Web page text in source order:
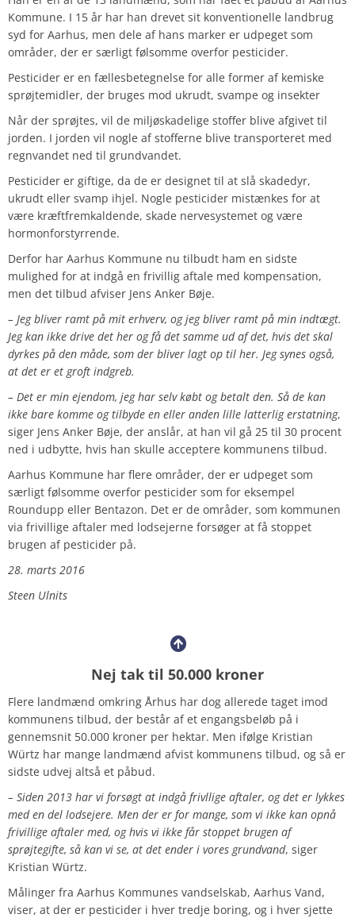
Kommune. I 15 år har han drevet sit konventionelle landbrug
syd for Aarhus, men dele af hans marker er udpeget som
områder, der er særligt følsomme overfor pesticider.
Pesticider er en fællesbetegnelse for alle former af kemiske
sprøjtemidler, der bruges mod ukrudt, svampe og insekter
Når der sprøjtes, vil de miljøskadelige stoffer blive afgivet til
jorden. I jorden vil nogle af stofferne blive transporteret med
regnvandet ned til grundvandet.
Pesticider er giftige, da de er designet til at slå skadedyr,
ukrudt eller svamp ihjel. Nogle pesticider mistænkes for at
være kræftfremkaldende, skade nervesystemet og være
hormonforstyrrende.
Derfor har Aarhus Kommune nu tilbudt ham en sidste
mulighed for at indgå en frivillig aftale med kompensation,
men det tilbud afviser Jens Anker Bøje.
– Jeg bliver ramt på mit erhverv, og jeg bliver ramt på min indtægt.
Jeg kan ikke drive det her og få det samme ud af det, hvis det skal
dyrkes på den måde, som der bliver lagt op til her. Jeg synes også,
at det er et groft indgreb.
– Det er min ejendom, jeg har selv købt og betalt den. Så de kan
ikke bare komme og tilbyde en eller anden lille latterlig erstatning,
siger Jens Anker Bøje, der anslår, at han vil gå 25 til 30 procent
ned i udbytte, hvis han skulle acceptere kommunens tilbud.
Aarhus Kommune har flere områder, der er udpeget som
særligt følsomme overfor pesticider som for eksempel
Roundupp eller Bentazon. Det er de områder, som kommunen
via frivillige aftaler med lodsejerne forsøger at få stoppet
brugen af pesticider på.
28. marts 2016
Steen Ulnits
Nej tak til 50.000 kroner
Flere landmænd omkring Århus har dog allerede taget imod
kommunens tilbud, der består af et engangsbeløb på i
gennemsnit 50.000 kroner per hektar. Men ifølge Kristian
Würtz har mange landmænd afvist kommunens tilbud, og så er
sidste udvej altså et påbud.
– Siden 2013 har vi forsøgt at indgå frivllige aftaler, og det er lykkes
med en del lodsejere. Men der er for mange, som vi ikke kan opnå
frivillige aftaler med, og hvis vi ikke får stoppet brugen af
sprøjtegifte, så kan vi se, at det ender i vores grundvand, siger
Kristian Würtz.
Målinger fra Aarhus Kommunes vandselskab, Aarhus Vand,
viser, at der er pesticider i hver tredje boring, og i hver sjette